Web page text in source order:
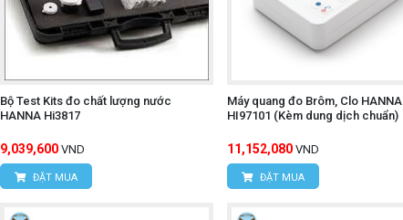
Bộ Test Kits đo chất lượng nước
HANNA Hi3817
9,039,600 VND
ĐẶT MUA
Máy quang đo Brôm, Clo HANNA
HI97101 (Kèm dung dịch chuẩn)
11,152,080 VND
ĐẶT MUA